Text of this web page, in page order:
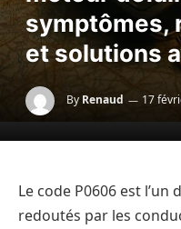
symptômes,
et solutions
By Renaud 17
Le code P0606 est l’un
redoutés par les